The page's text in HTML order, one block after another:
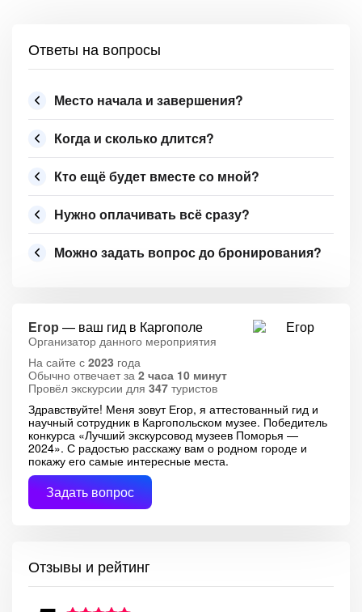
Ответы на вопросы
Место начала и завершения?
Когда и сколько длится?
Кто ещё будет вместе со мной?
Нужно оплачивать всё сразу?
Можно задать вопрос до бронирования?
Егор — ваш гид в Каргополе
Организатор данного мероприятия
На сайте с 2023 года
Обычно отвечает за 2 часа 10 минут
Провёл экскурсии для 347 туристов
Здравствуйте! Меня зовут Егор, я аттестованный гид и
научный сотрудник в Каргопольском музее. Победитель
конкурса «Лучший экскурсовод музеев Поморья —
2024». С радостью расскажу вам о родном городе и
покажу его самые интересные места.
Задать вопрос
Отзывы и рейтинг